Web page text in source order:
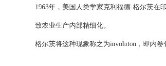
1963年，美国人类学家克利福德·格尔茨
致农业生产内部精细化。
格尔茨将这种现象称之为involuton，即内卷